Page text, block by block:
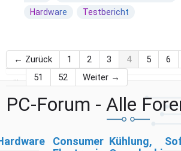
Hardware
Testbericht
← Zurück 1 2 3 4 5 6
…
51 52 Weiter →
PC-Forum - Alle
Consumer Kühlung,